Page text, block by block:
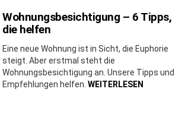
Wohnungsbesichtigung – 6 Tipps,
die helfen
Eine neue Wohnung ist in Sicht, die Euphorie
steigt. Aber erstmal steht die
Wohnungsbesichtigung an. Unsere Tipps und
Empfehlungen helfen. WEITERLESEN